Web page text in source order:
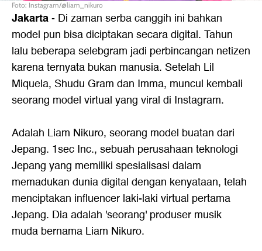
Foto: Instagram/@liam_nikuro
Jakarta- Di zaman serba canggih ini bahkan
model pun bisa diciptakan secara digital. Tahun
lalu beberapa selebgram jadi perbincangan netizen
karena ternyata bukan manusia. Setelah Lil
Miquela, Shudu Gram dan Imma, muncul kembali
seorang model virtual yang viral di Instagram.
Adalah Liam Nikuro, seorang model buatan dari
Jepang. 1sec Inc., sebuah perusahaan teknologi
Jepang yang memiliki spesialisasi dalam
memadukan dunia digital dengan kenyataan, telah
menciptakan influencer laki-laki virtual pertama
Jepang. Dia adalah 'seorang' produser musik
muda bernama Liam Nikuro.